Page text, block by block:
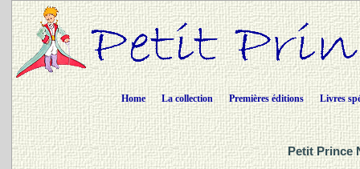
Home La collection Premières éditions Livres
Petit Prince